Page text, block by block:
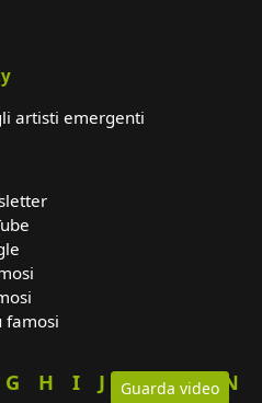
Guarda video
artisti emergenti
famosi
G H I J K L M
N